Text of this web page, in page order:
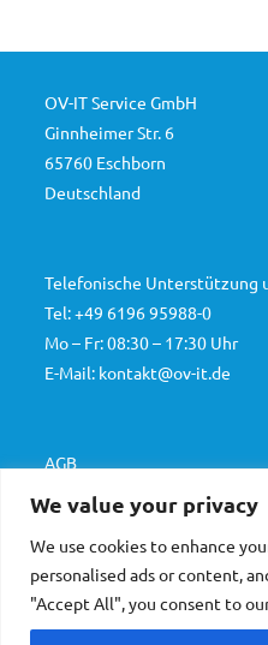
We value your privacy
We use cookies to enhance
personalised ads or content,
"Accept All", you consent to
OV-IT Service GmbH
Ginnheimer Str. 6
65760 Eschborn
Deutschland
Telefonische Unterstützung
Tel: +49 6196 95988-0
Mo – Fr: 08:30 – 17:30 Uhr
E-Mail: kontakt@ov-it.de
AGB
Datenschutz
German